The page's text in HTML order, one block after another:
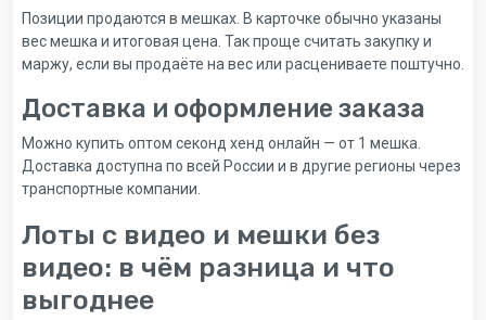
Позиции продаются в мешках. В карточке обычно указаны
вес мешка и итоговая цена. Так проще считать закупку и
маржу, если вы продаёте на вес или расцениваете поштучно.
Доставка и оформление заказа
Можно купить оптом секонд хенд онлайн — от 1 мешка.
Доставка доступна по всей России и в другие регионы через
транспортные компании.
Лоты с видео и мешки без
видео: в чём разница и что
выгоднее